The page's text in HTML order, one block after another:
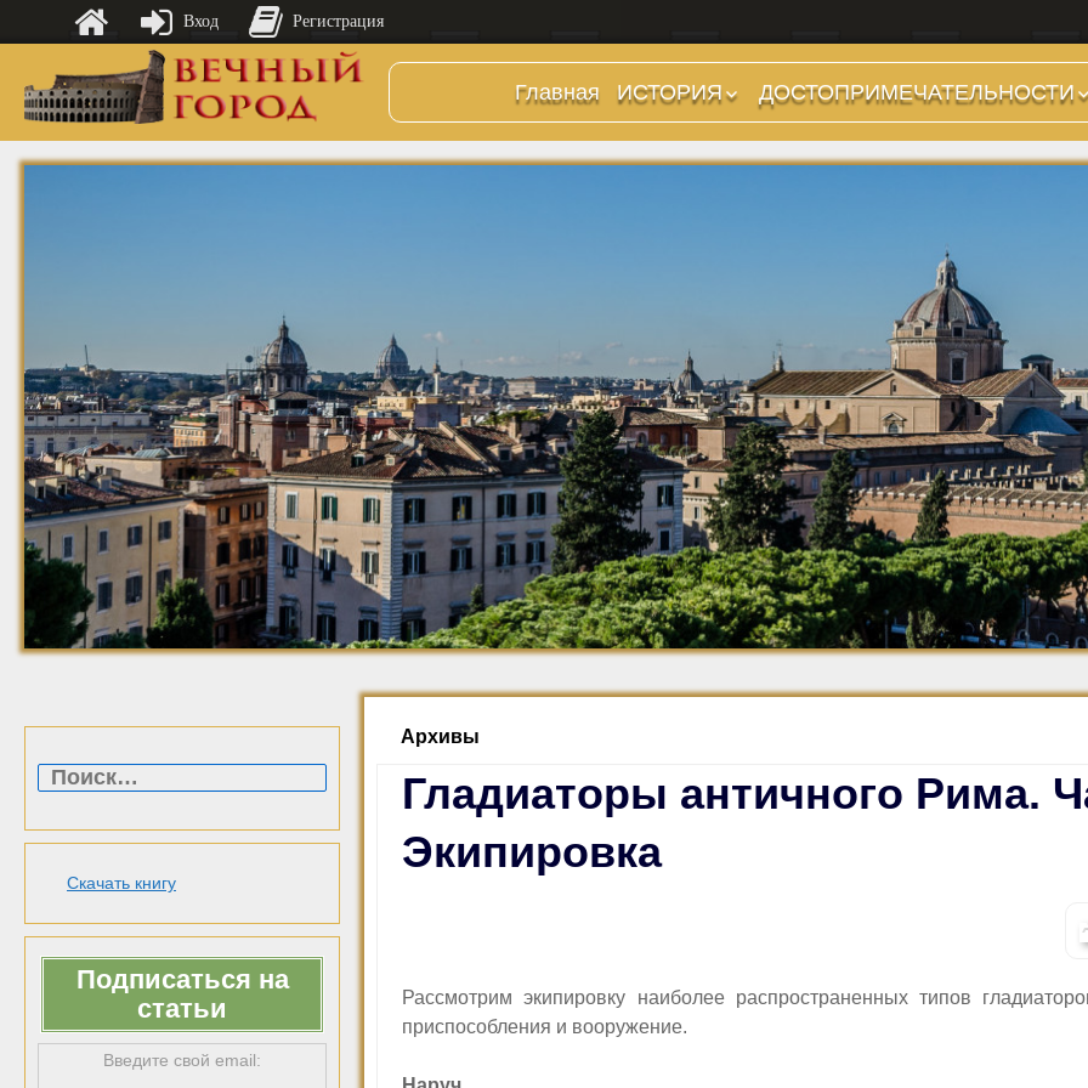
Главная
ИСТОРИЯ
Царский период
Империя. Принципат
(27 г до н.э. — 284 г
н.э.)
Империя. Доминат
(284-476 гг)
Темные Века. Готы
Темные Века.
Экзархат
Средневековье
Возрождение и
Барокко
ДОСТОПРИМЕЧАТЕЛЬНОСТИ
Районы
Стадионы, Термы
Дохристианские
храмы
Христианские храмы,
базилики etc.
Дворцы
Арки, колонны и
обелиски
Фонтаны
Скачать книгу
Подписаться на
статьи
Введите свой email:
Архивы
Гладиаторы античного Рима.
Экипировка
Рассмотрим экипировку наиболее распространенных типов
приспособления и вооружение.
Вход Регистрация